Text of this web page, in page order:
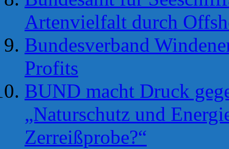
Artenvielfalt durch
Bundesverband
Profits
BUND macht Druck
„Naturschutz und
Zerreißprobe?“